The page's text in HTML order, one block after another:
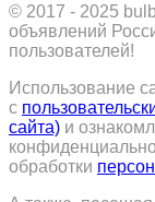
© 2017 - 2025
объявлений
пользователей!
Использование
с
сайта) и
обработки